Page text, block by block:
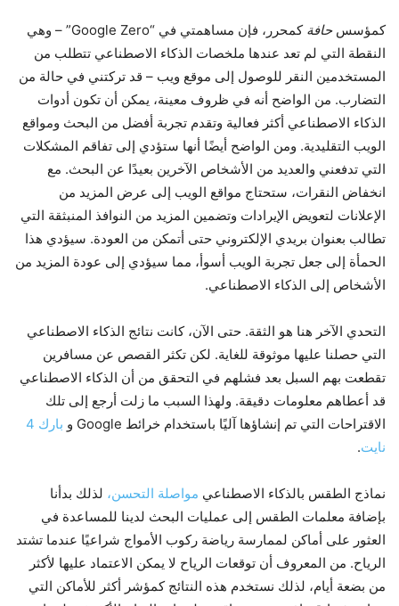
كمؤسسحافة
كمحرر، فإن مساهمتي في “Google Zero” – وهي
النقطة التي لم تعد عندها ملخصات الذكاء الاصطناعي تتطلب من
المستخدمين النقر للوصول إلى موقع ويب – قد تركتني في حالة من
التضارب. من الواضح أنه في ظروف معينة، يمكن أن تكون أدوات
الذكاء الاصطناعي أكثر فعالية وتقدم تجربة أفضل من البحث ومواقع
الويب التقليدية. ومن الواضح أيضًا أنها ستؤدي إلى تفاقم المشكلات
التي تدفعني والعديد من الأشخاص الآخرين بعيدًا عن البحث. مع
انخفاض النقرات، ستحتاج مواقع الويب إلى عرض المزيد من
الإعلانات لتعويض الإيرادات وتضمين المزيد من النوافذ المنبثقة التي
تطالب بعنوان بريدي الإلكتروني حتى أتمكن من العودة. سيؤدي هذا
الحمأة إلى جعل تجربة الويب أسوأ، مما سيؤدي إلى عودة المزيد من
الأشخاص إلى الذكاء الاصطناعي.
التحدي الآخر هنا هو الثقة. حتى الآن، كانت نتائج الذكاء الاصطناعي
التي حصلنا عليها موثوقة للغاية. لكن تكثر القصص عن مسافرين
تقطعت بهم السبل بعد فشلهم في التحقق من أن الذكاء الاصطناعي
قد أعطاهم معلومات دقيقة. ولهذا السبب ما زلت أرجع إلى تلك
الاقتراحات التي تم إنشاؤها آليًا باستخدام خرائط Google و
بارك 4
نايت.
نماذج الطقس بالذكاء الاصطناعي مواصلة التحسن، لذلك بدأنا
بإضافة معلمات الطقس إلى عمليات البحث لدينا للمساعدة في
العثور على أماكن لممارسة رياضة ركوب الأمواج شراعيًا عندما تشتد
الرياح. من المعروف أن توقعات الرياح لا يمكن الاعتماد عليها لأكثر
من بضعة أيام، لذلك نستخدم هذه النتائج كمؤشر أكثر للأماكن التي